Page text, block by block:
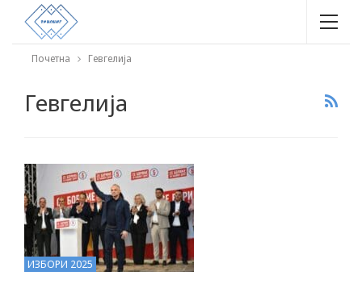
Почетна Гевгелија
Гевгелија
ИЗБОРИ 2025